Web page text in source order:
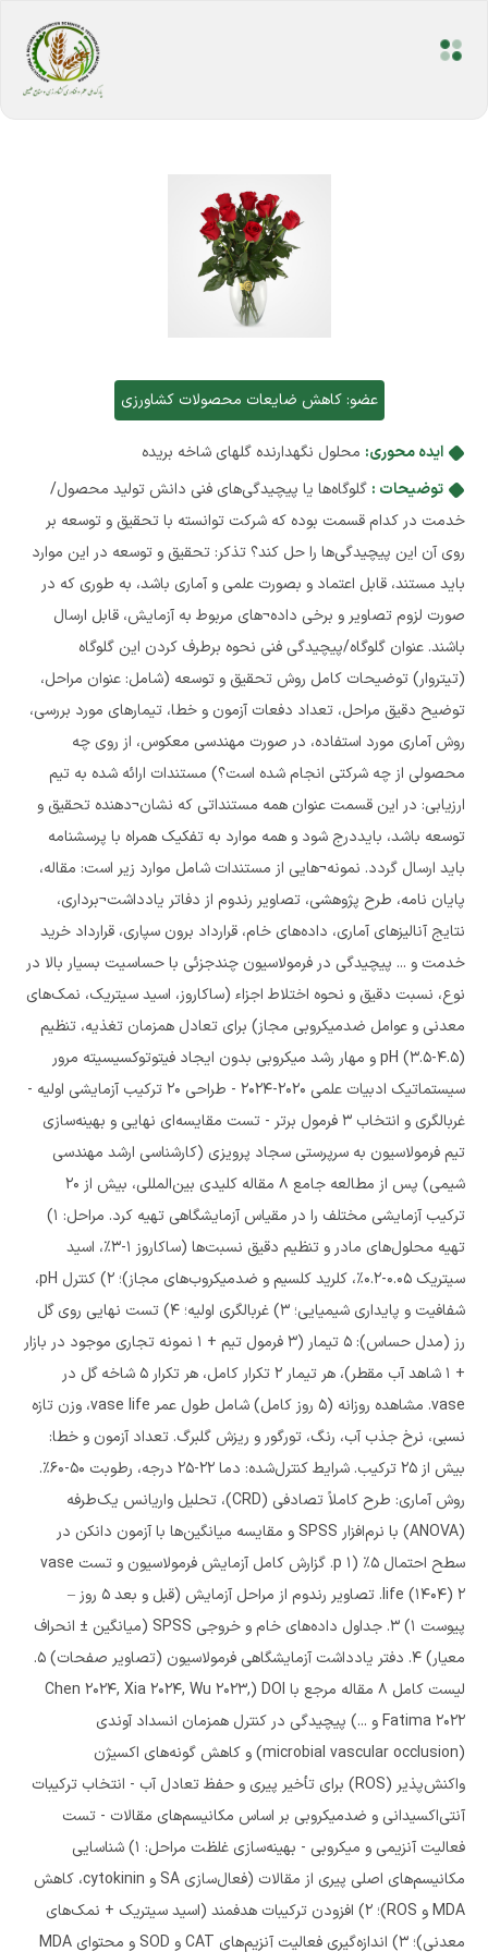
عضو: کاهش ضایعات محصولات کشاورزی
ایده محوری: محلول نگهدارنده گلهای شاخه بریده
توضیحات : گلوگاه‌ها یا پیچیدگی‌های فنی دانش تولید محصول/
خدمت در کدام قسمت بوده که شرکت توانسته با تحقیق و توسعه بر
روی آن این پیچیدگی‌ها را حل کند؟ تذکر: تحقیق و توسعه در این موارد
باید مستند، قابل اعتماد و بصورت علمی و آماری باشد، به طوری که در
صورت لزوم تصاویر و برخی داده¬های مربوط به آزمایش، قابل ارسال
باشند. عنوان گلوگاه/پیچیدگی فنی نحوه برطرف کردن این گلوگاه
(تیتروار) توضیحات کامل روش تحقیق و توسعه (شامل: عنوان مراحل،
توضیح دقیق مراحل، تعداد دفعات آزمون و خطا، تیمارهای مورد بررسی،
روش آماری مورد استفاده، در صورت مهندسی معکوس، از روی چه
محصولی از چه شرکتی انجام شده است؟) مستندات ارائه شده به تیم
ارزیابی: در این قسمت عنوان همه مستنداتی که نشان¬دهنده تحقیق و
توسعه باشد، بایددرج شود و همه موارد به تفکیک همراه با پرسشنامه
باید ارسال گردد. نمونه¬هایی از مستندات شامل موارد زیر است: مقاله،
پایان نامه، طرح پژوهشی، تصاویر رندوم از دفاتر یادداشت¬برداری،
نتایج آنالیزهای آماری، داده‌های خام، قرارداد برون سپاری، قرارداد خرید
خدمت و ... پیچیدگی در فرمولاسیون چندجزئی با حساسیت بسیار بالا در
نوع، نسبت دقیق و نحوه اختلاط اجزاء (ساکاروز، اسید سیتریک، نمک‌های
معدنی و عوامل ضدمیکروبی مجاز) برای تعادل همزمان تغذیه، تنظیم
pH (3.5-4.5) و مهار رشد میکروبی بدون ایجاد فیتوتوکسیسیته مرور
سیستماتیک ادبیات علمی 2020-2024 - طراحی 20 ترکیب آزمایشی اولیه -
غربالگری و انتخاب 3 فرمول برتر - تست مقایسه‌ای نهایی و بهینه‌سازی
تیم فرمولاسیون به سرپرستی سجاد پرویزی (کارشناسی ارشد مهندسی
شیمی) پس از مطالعه جامع 8 مقاله کلیدی بین‌المللی، بیش از 20
ترکیب آزمایشی مختلف را در مقیاس آزمایشگاهی تهیه کرد. مراحل: 1)
تهیه محلول‌های مادر و تنظیم دقیق نسبت‌ها (ساکاروز 1-3٪، اسید
سیتریک 0.05-0.2٪، کلرید کلسیم و ضدمیکروب‌های مجاز)؛ 2) کنترل pH،
شفافیت و پایداری شیمیایی؛ 3) غربالگری اولیه؛ 4) تست نهایی روی گل
رز (مدل حساس): 5 تیمار (3 فرمول تیم + 1 نمونه تجاری موجود در بازار
+ 1 شاهد آب مقطر)، هر تیمار 2 تکرار کامل، هر تکرار 5 شاخه گل در
vase. مشاهده روزانه (5 روز کامل) شامل طول عمر vase life، وزن تازه
نسبی، نرخ جذب آب، رنگ، تورگور و ریزش گلبرگ. تعداد آزمون و خطا:
بیش از 25 ترکیب. شرایط کنترل‌شده: دما 22-25 درجه، رطوبت 50-60٪.
روش آماری: طرح کاملاً تصادفی (CRD)، تحلیل واریانس یک‌طرفه
(ANOVA) با نرم‌افزار SPSS و مقایسه میانگین‌ها با آزمون دانکن در
سطح احتمال 5٪ (p 1. گزارش کامل آزمایش فرمولاسیون و تست vase
life (1404) 2. تصاویر رندوم از مراحل آزمایش (قبل و بعد 5 روز –
پیوست 1) 3. جداول داده‌های خام و خروجی SPSS (میانگین ± انحراف
معیار) 4. دفتر یادداشت آزمایشگاهی فرمولاسیون (تصاویر صفحات) 5.
لیست کامل 8 مقاله مرجع با DOI (Chen 2024, Xia 2024, Wu 2023,
Fatima 2022 و ...) پیچیدگی در کنترل همزمان انسداد آوندی
(microbial vascular occlusion) و کاهش گونه‌های اکسیژن
واکنش‌پذیر (ROS) برای تأخیر پیری و حفظ تعادل آب - انتخاب ترکیبات
آنتی‌اکسیدانی و ضدمیکروبی بر اساس مکانیسم‌های مقالات - تست
فعالیت آنزیمی و میکروبی - بهینه‌سازی غلظت مراحل: 1) شناسایی
مکانیسم‌های اصلی پیری از مقالات (فعال‌سازی SA و cytokinin، کاهش
MDA و ROS)؛ 2) افزودن ترکیبات هدفمند (اسید سیتریک + نمک‌های
معدنی)؛ 3) اندازه‌گیری فعالیت آنزیم‌های CAT و SOD و محتوای MDA